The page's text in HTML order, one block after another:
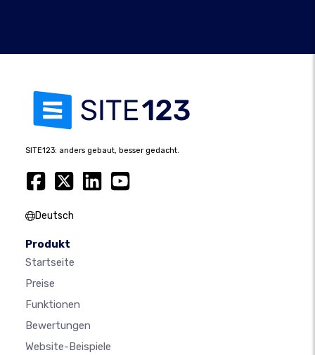
SITE123: anders gebaut, besser gedacht.
Deutsch
Produkt
Startseite
Preise
Funktionen
Bewertungen
Website-Beispiele